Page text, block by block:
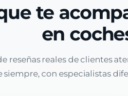
te
en
reseñas reales de clientes
con especialistas